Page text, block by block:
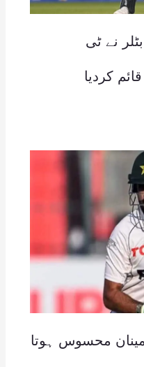
نے ٹی
محسوس ہوتا